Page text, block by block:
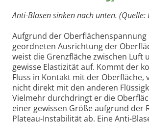
Anti-Blasen sinken nach unten. (Quelle:
Aufgrund der
geordneten Ausrichtung der
weist die Grenzfläche zwischen Luft
gewisse Elastizität auf. Kommt der
Fluss in Kontakt mit der Oberfläche,
nicht direkt mit den anderen
Vielmehr durchdringt er die
einer gewissen Größe aufgrund der
Plateau-Instabilität ab. Eine Anti-